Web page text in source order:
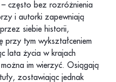
często bez rozróżnienia
i autorki zapewniają
siebie historii,
przy tym wykształceniem
lata życia w krajach
im wierzyć. Osiągają
zostawiając jednak